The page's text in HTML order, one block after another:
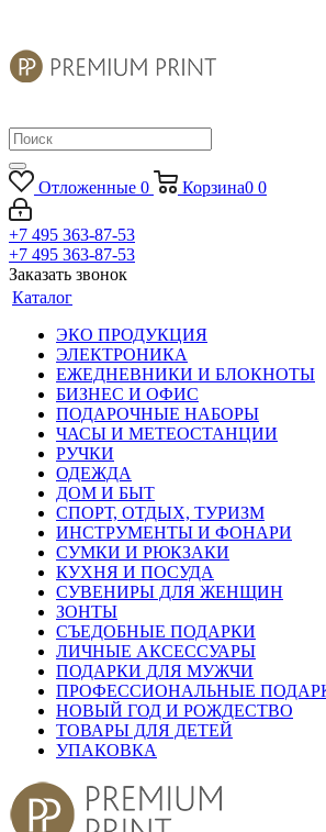
Отложенные 0 Корзина0 0
+7 495 363-87-53
+7 495 363-87-53
Заказать звонок
Каталог
ЭКО ПРОДУКЦИЯ
ЭЛЕКТРОНИКА
ЕЖЕДНЕВНИКИ И БЛОКНОТЫ
БИЗНЕС И ОФИС
ПОДАРОЧНЫЕ НАБОРЫ
ЧАСЫ И МЕТЕОСТАНЦИИ
РУЧКИ
ОДЕЖДА
ДОМ И БЫТ
СПОРТ, ОТДЫХ, ТУРИЗМ
ИНСТРУМЕНТЫ И ФОНАРИ
СУМКИ И РЮКЗАКИ
КУХНЯ И ПОСУДА
СУВЕНИРЫ ДЛЯ ЖЕНЩИН
ЗОНТЫ
СЪЕДОБНЫЕ ПОДАРКИ
ЛИЧНЫЕ АКСЕССУАРЫ
ПОДАРКИ ДЛЯ МУЖЧИ
ПРОФЕССИОНАЛЬНЫЕ
НОВЫЙ ГОД И РОЖДЕСТВО
ТОВАРЫ ДЛЯ ДЕТЕЙ
УПАКОВКА